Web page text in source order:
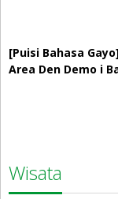
[Puisi Bahasa
Area Den Demo i
Wisata